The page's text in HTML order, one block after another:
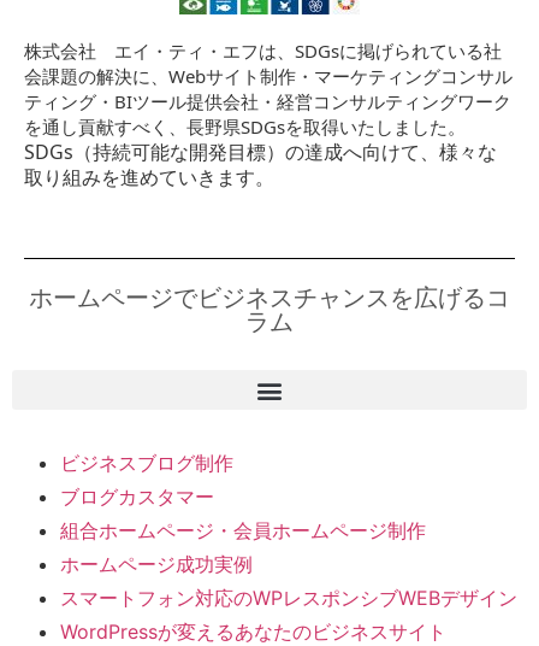
株式会社 エイ・ティ・エフは、SDGsに掲げられている社
会課題の解決に、Webサイト制作・マーケティングコンサル
ティング・BIツール提供会社・経営コンサルティングワーク
を通し貢献すべく、長野県SDGsを取得いたしました。
SDGs（持続可能な開発目標）の達成へ向けて、様々な
取り組みを進めていきます。
ホームページでビジネスチャンスを広げるコ
ラム
ビジネスブログ制作
ブログカスタマー
組合ホームページ・会員ホームページ制作
ホームページ成功実例
スマートフォン対応のWPレスポンシブWEBデザイン
WordPressが変えるあなたのビジネスサイト